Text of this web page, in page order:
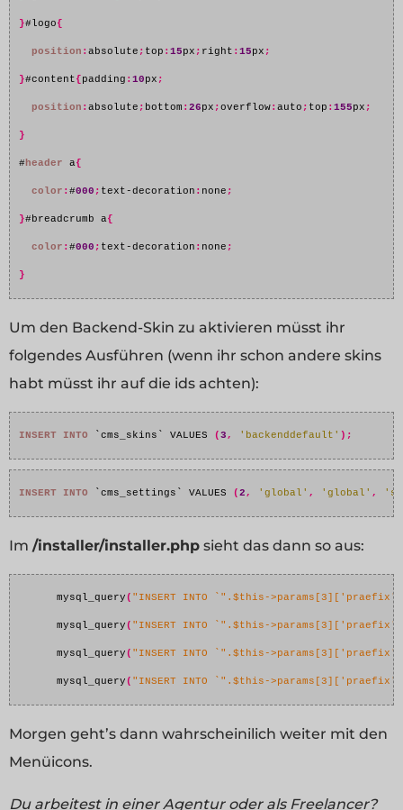
}#logo{
position : absolute ; top : 15px ; right : 15px ;
}#content{padding : 10px ;
position : absolute ; bottom : 26px ;overflow: auto ; top : 155px ;
}
#header a{
color : #000 ; text-decoration : none ;
}#breadcrumb a{
color : #000 ; text-decoration : none ;
}
Um den Backend-Skin zu aktivieren müsst ihr
folgendes Ausführen (wenn ihr schon andere skins
habt müsst ihr auf die ids achten):
INSERT INTO `cms_skins` VALUES (3, 'backenddefault' );
INSERT INTO `cms_settings` VALUES (2, 'global' , 'global' ,
Im /installer/installer.php sieht das dann so aus:
      mysql_query
( "INSERT INTO `".$this-
      mysql_query
( "INSERT INTO `".$this-
      mysql_query
( "INSERT INTO `".$this-
      mysql_query
( "INSERT INTO `".$this-
Morgen geht’s dann wahrscheinilich weiter mit den
Menüicons.
Du arbeitest in einer Agentur oder als Freelancer?